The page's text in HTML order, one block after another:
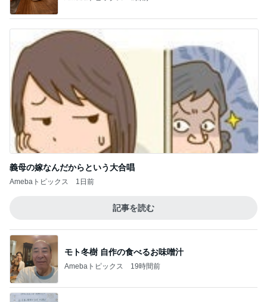
義母の嫁なんだからという大合唱
Amebaトピックス 1日前
記事を読む
Amebaトピックス 19時間前
1年で起きた7トラブルを本社へ報告
Amebaトピックス 1日前